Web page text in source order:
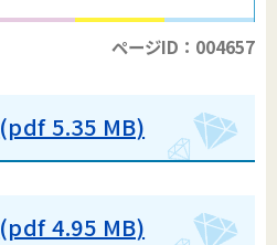
ページID：004657
(pdf 5.35 MB)
(pdf 4.95 MB)